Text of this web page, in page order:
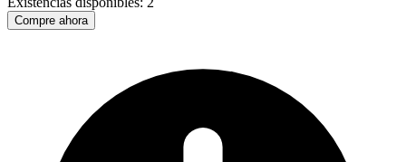
Compre ahora